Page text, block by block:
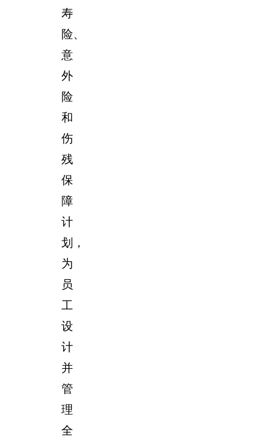
寿
险、
意
外
险
和
伤
残
保
障
计
划，
为
员
工
设
计
并
管
理
全